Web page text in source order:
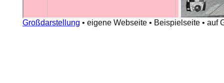
Großdarstellung • eigene Webseite • Beispielseite • auf